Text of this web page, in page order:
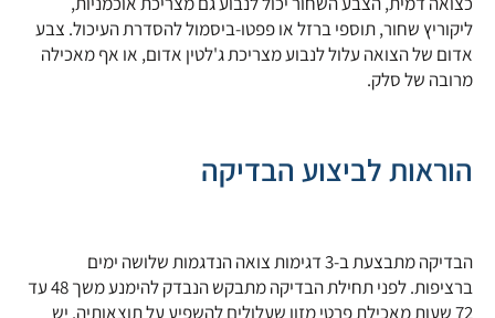
ליקוריץ שחור, תוספי ברזל או פפטו-ביסמול להסדרת העיכול. צבע
אדום של הצואה עלול לנבוע מצריכת ג'לטין אדום, או אף מאכילה
מרובה של סלק.
הוראות לביצוע הבדיקה
הבדיקה מתבצעת ב-3 דגימות צואה הנדגמות שלושה ימים
ברציפות. לפני תחילת הבדיקה מתבקש הנבדק להימנע משך 48 עד
72 שעות מאכילת פרטי מזון שעלולים להשפיע על תוצאותיה. יש